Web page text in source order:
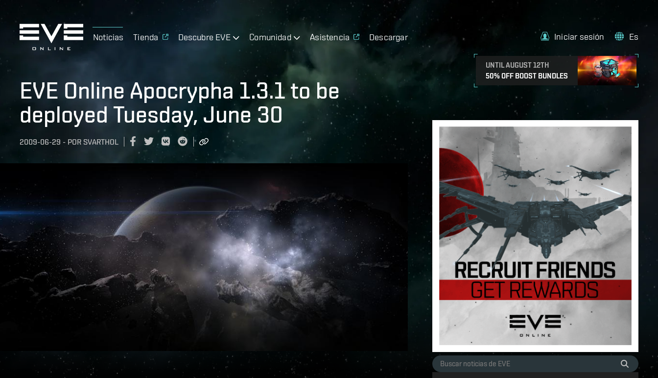
Noticias Tienda Descubre EVE Comunidad Asistencia Descargar
UNTIL AUGUST 12TH
50% OFF BOOST BUNDLES
Iniciar sesión Es
EVE Online Apocrypha 1.3.1 to be
deployed Tuesday, June 30
2009-06-29 - POR SVARTHOL